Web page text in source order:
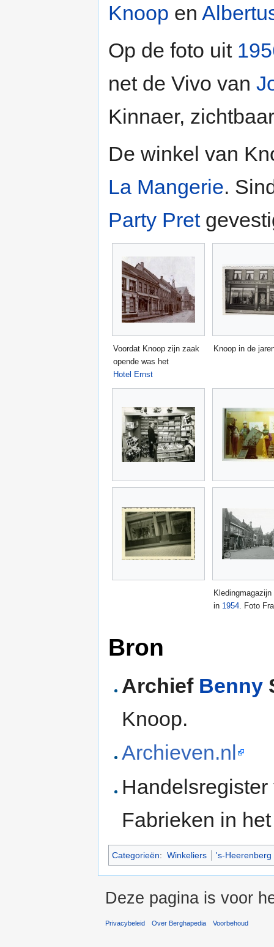
Knoop en
Op de foto uit
net de Vivo van
Kinnaer,
De winkel van
La Mangerie.
Party Pret
Voordat Knoop zijn zaak
opende was het
Hotel Ernst
Knoop in de
Kledingmagazijn
in 1954. Foto
Bron
Archief Benny
Knoop.
Archieven.nl
Fabrieken in
Categorieën: Winkeliers 's-Heerenberg
Deze pagina is voor
Privacybeleid Over Berghapedia Voorbehoud